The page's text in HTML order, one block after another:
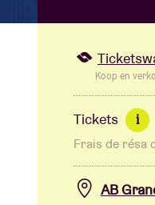
Koop en
Tickets i
Frais de résa
AB